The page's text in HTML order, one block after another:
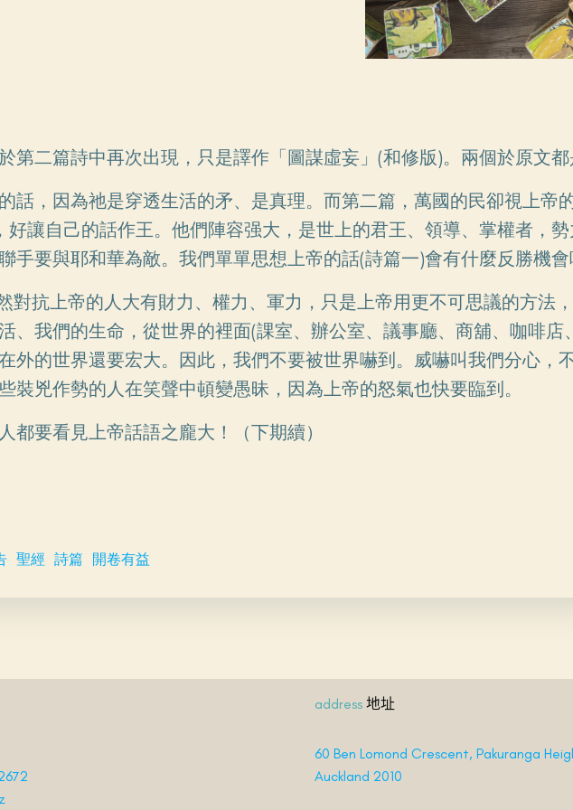
第二篇詩中再次出現，只是譯作「圖謀虛妄」(和修版)。兩個於原文都
話，因為祂是穿透生活的矛、是真理。而第二篇，萬國的民卻視上帝
讓自己的話作王。他們陣容强大，是世上的君王、領導、掌權者，勢
手要與耶和華為敵。我們單單思想上帝的話(詩篇一)會有什麼反勝機會
對抗上帝的人大有財力、權力、軍力，只是上帝用更不可思議的方法
、我們的生命，從世界的裡面(課室、辦公室、議事廳、商舖、咖啡
外的世界還要宏大。因此，我們不要被世界嚇到。威嚇叫我們分心，
裝兇作勢的人在笑聲中頓變愚昧，因為上帝的怒氣也快要臨到。
要看見上帝話語之龐大！（下期續）
聖經 詩篇 開卷有益
address 地址
60 Ben Lomond Crescent, Pakuranga
Auckland 2010